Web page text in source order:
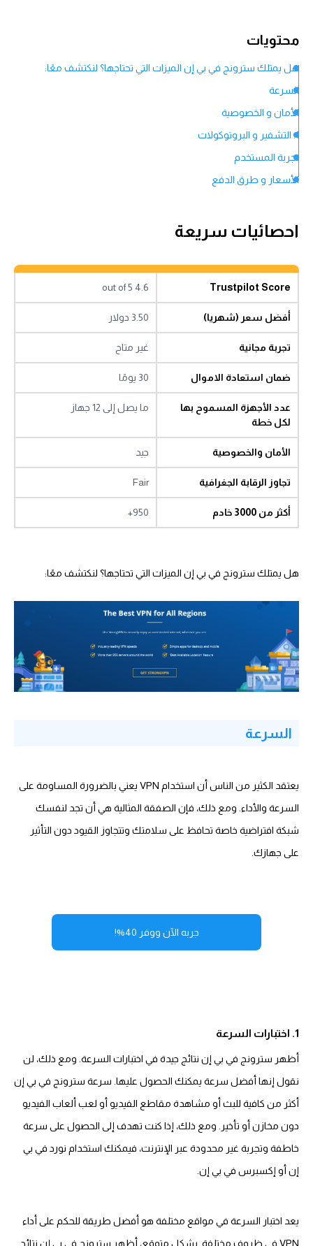
محتويات
هل يمتلك سترونج في بي إن الميزات التي تحتاجها؟ لنكتشف معًا:
السرعة
الأمان و الخصوصية
1. التشفير و البروتوكولات
تجربة المستخدم
الأسعار و طرق الدفع
احصائيات سريعة
Trustpilot Score
4.6 out of 5
أفضل سعر (شهريا) 3.50 دولار
تجربة مجانية غير متاح
ضمان استعادة الاموال 30 يومًا
عدد الأجهزة المسموح بها
لكل خطة
ما يصل إلى 12 جهاز
الأمان والخصوصية جيد
تجاوز الرقابة الجغرافية Fair
أكثر من 3000 خادم 950+
هل يمتلك سترونج في بي إن الميزات التي تحتاجها؟ لنكتشف معًا:
السرعة
يعتقد الكثير من الناس أن استخدام VPN يعني بالضرورة المساومة على
السرعة والأداء. ومع ذلك، فإن الصفقة المثالية هي أن تجد لنفسك
شبكة افتراضية خاصة تحافظ على سلامتك وتتجاوز القيود دون التأثير
على جهازك.
جربه الآن ووفر 40%!
1. اختبارات السرعة
أظهر سترونج في بي إن نتائج جيدة في اختبارات السرعة. ومع ذلك، لن
نقول إنها أفضل سرعة يمكنك الحصول عليها. سرعة سترونج في بي إن
أكثر من كافية للبث أو مشاهدة مقاطع الفيديو أو لعب ألعاب الفيديو
دون مخازن أو تأخير. ومع ذلك، إذا كنت تهدف إلى الحصول على سرعة
خاطفة وتجربة غير محدودة عبر الإنترنت، فيمكنك استخدام نورد في بي
إن أو إكسبرس في بي إن.
يعد اختبار السرعة في مواقع مختلفة هو أفضل طريقة للحكم على أداء
VPN في ظروف مختلفة. بشكل متوقع، أظهر سترونج في بي إن نتائج